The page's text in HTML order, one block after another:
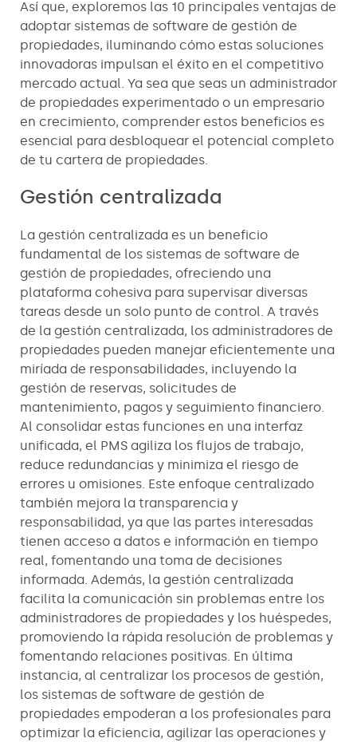
Así que, exploremos las 10 principales ventajas de
adoptar sistemas de software de gestión de
propiedades, iluminando cómo estas soluciones
innovadoras impulsan el éxito en el competitivo
mercado actual. Ya sea que seas un administrador
de propiedades experimentado o un empresario
en crecimiento, comprender estos beneficios es
esencial para desbloquear el potencial completo
de tu cartera de propiedades.
Gestión centralizada
La gestión centralizada es un beneficio
fundamental de los sistemas de software de
gestión de propiedades, ofreciendo una
plataforma cohesiva para supervisar diversas
tareas desde un solo punto de control. A través
de la gestión centralizada, los administradores de
propiedades pueden manejar eficientemente una
miríada de responsabilidades, incluyendo la
gestión de reservas, solicitudes de
mantenimiento, pagos y seguimiento financiero.
Al consolidar estas funciones en una interfaz
unificada, el PMS agiliza los flujos de trabajo,
reduce redundancias y minimiza el riesgo de
errores u omisiones. Este enfoque centralizado
también mejora la transparencia y
responsabilidad, ya que las partes interesadas
tienen acceso a datos e información en tiempo
real, fomentando una toma de decisiones
informada. Además, la gestión centralizada
facilita la comunicación sin problemas entre los
administradores de propiedades y los huéspedes,
promoviendo la rápida resolución de problemas y
fomentando relaciones positivas. En última
instancia, al centralizar los procesos de gestión,
los sistemas de software de gestión de
propiedades empoderan a los profesionales para
optimizar la eficiencia, agilizar las operaciones y